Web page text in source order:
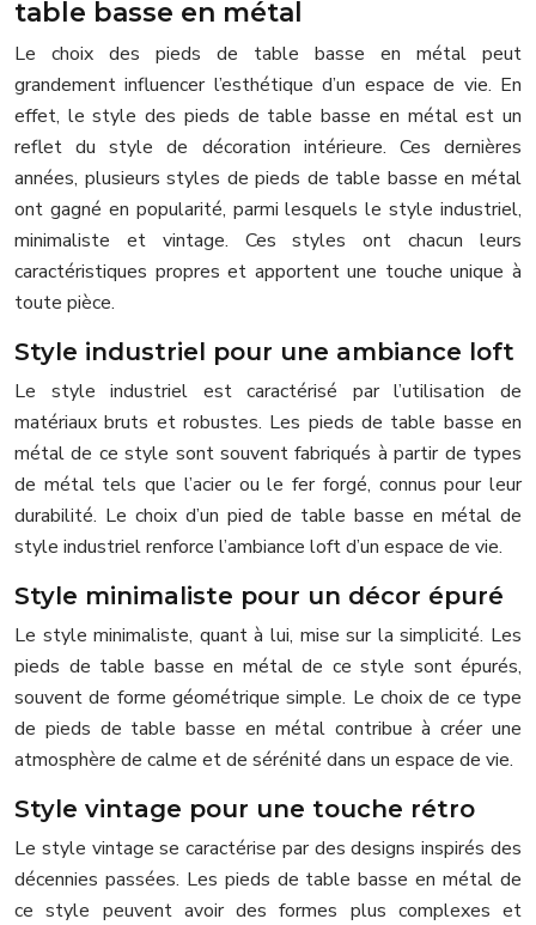
table basse en métal
Le choix des pieds de table basse en métal peut
grandement influencer l’esthétique d’un espace de vie. En
effet, le style des pieds de table basse en métal est un
reflet du style de décoration intérieure. Ces dernières
années, plusieurs styles de pieds de table basse en métal
ont gagné en popularité, parmi lesquels le style industriel,
minimaliste et vintage. Ces styles ont chacun leurs
caractéristiques propres et apportent une touche unique à
toute pièce.
Style industriel pour une ambiance loft
Le style industriel est caractérisé par l’utilisation de
matériaux bruts et robustes. Les pieds de table basse en
métal de ce style sont souvent fabriqués à partir de types
de métal tels que l’acier ou le fer forgé, connus pour leur
durabilité. Le choix d’un pied de table basse en métal de
style industriel renforce l’ambiance loft d’un espace de vie.
Style minimaliste pour un décor épuré
Le style minimaliste, quant à lui, mise sur la simplicité. Les
pieds de table basse en métal de ce style sont épurés,
souvent de forme géométrique simple. Le choix de ce type
de pieds de table basse en métal contribue à créer une
atmosphère de calme et de sérénité dans un espace de vie.
Style vintage pour une touche rétro
Le style vintage se caractérise par des designs inspirés des
décennies passées. Les pieds de table basse en métal de
ce style peuvent avoir des formes plus complexes et